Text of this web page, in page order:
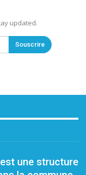
updated.
Souscrire
une structure